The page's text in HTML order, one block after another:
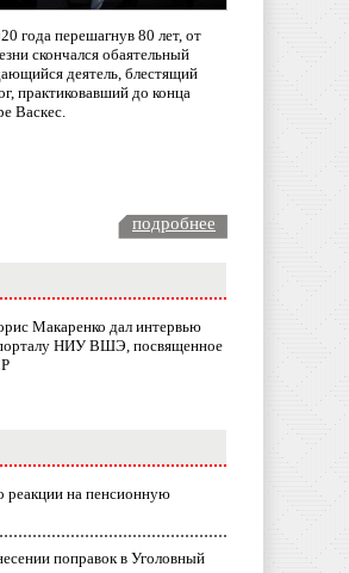
года перешагнув 80 лет, от
скончался обаятельный
деятель, блестящий
практиковавший до конца
Васкес.
подробнее
Макаренко дал интервью
НИУ ВШЭ, посвященное
реакции на пенсионную
поправок в Уголовный